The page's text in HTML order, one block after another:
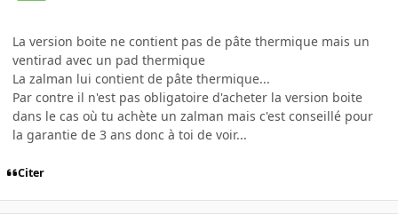
La version boite ne contient pas de pâte thermique mais un
ventirad avec un pad thermique
La zalman lui contient de pâte thermique...
Par contre il n'est pas obligatoire d'acheter la version boite
dans le cas où tu achète un zalman mais c'est conseillé pour
la garantie de 3 ans donc à toi de voir...
Citer